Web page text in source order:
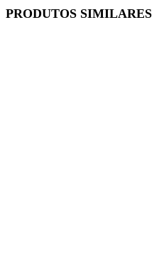
PRODUTOS SIMILARES